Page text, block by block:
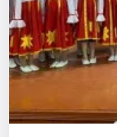
Площадки
Артисты
Рейтинги